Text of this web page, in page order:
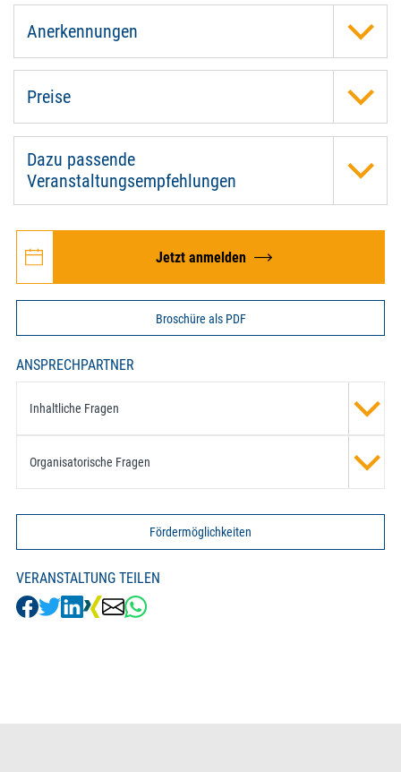
Anerkennungen
Preise
Dazu passende
Veranstaltungsempfehlungen
Jetzt anmelden
Broschüre als PDF
ANSPRECHPARTNER
Inhaltliche Fragen
Organisatorische Fragen
Fördermöglichkeiten
VERANSTALTUNG TEILEN